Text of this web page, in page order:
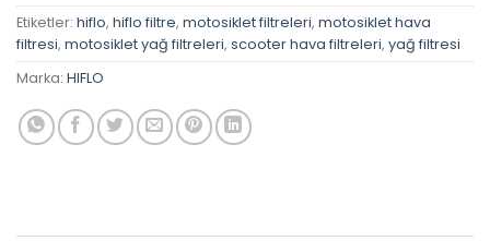
Etiketler: hiflo, hiflo filtre, motosiklet filtreleri, motosiklet hava
filtresi, motosiklet yağ filtreleri, scooter hava filtreleri, yağ filtresi
Marka: HIFLO